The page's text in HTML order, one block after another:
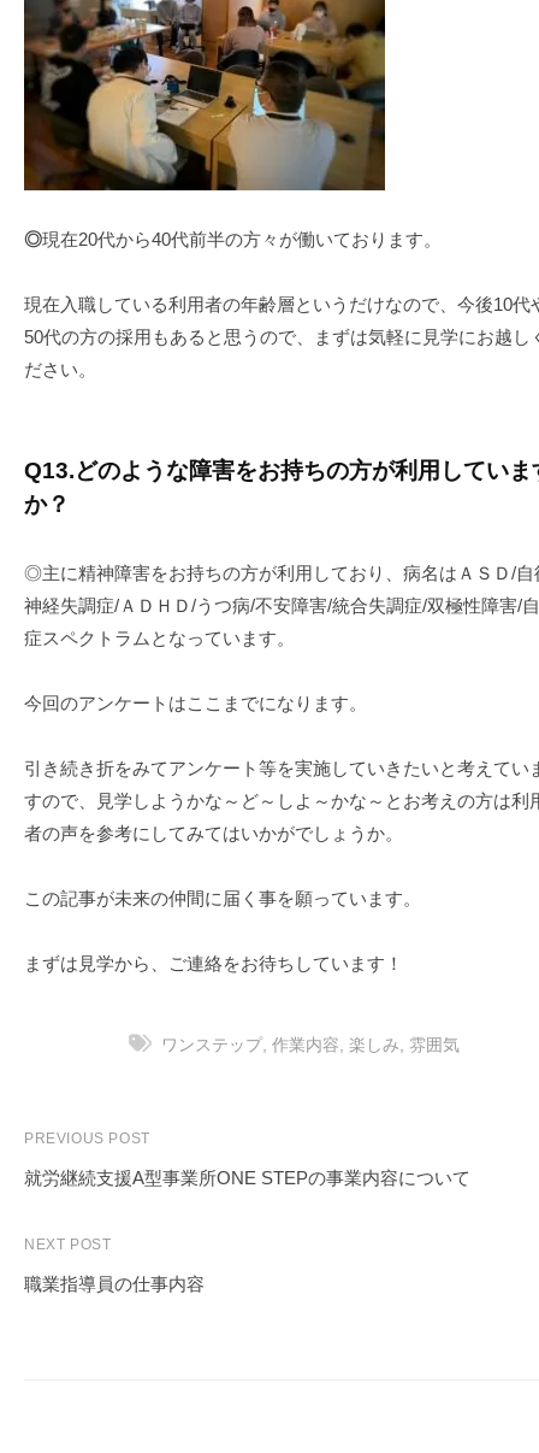
◎現在20代から40代前半の方々が働いております。
現在入職している利用者の年齢層というだけなので、今後10代
50代の方の採用もあると思うので、まずは気軽に見学にお越し
ださい。
Q13.どのような障害をお持ちの方が利用していま
か？
◎主に精神障害をお持ちの方が利用しており、病名はＡＳＤ/自
神経失調症/ＡＤＨＤ/うつ病/不安障害/統合失調症/双極性障害/
症スペクトラムとなっています。
今回のアンケートはここまでになります。
引き続き折をみてアンケート等を実施していきたいと考えてい
すので、見学しようかな～ど～しよ～かな～とお考えの方は利
者の声を参考にしてみてはいかがでしょうか。
この記事が未来の仲間に届く事を願っています。
まずは見学から、ご連絡をお待ちしています！
ワンステップ, 作業内容, 楽しみ, 雰囲気
PREVIOUS POST
就労継続支援A型事業所ONE STEPの事業内容について
NEXT POST
職業指導員の仕事内容